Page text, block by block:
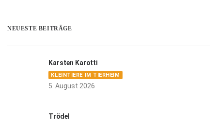
NEUESTE BEITRÄGE
Karsten Karotti
KLEINTIERE IM TIERHEIM
5. August 2026
Trödel